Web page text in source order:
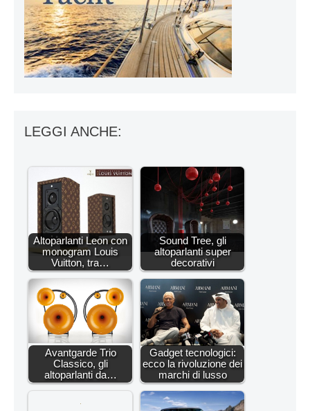
LEGGI ANCHE:
Altoparlanti Leon con
monogram Louis
Vuitton, tra…
Sound Tree, gli
altoparlanti super
decorativi
Avantgarde Trio
Classico, gli
altoparlanti da…
Gadget tecnologici:
ecco la rivoluzione dei
marchi di lusso